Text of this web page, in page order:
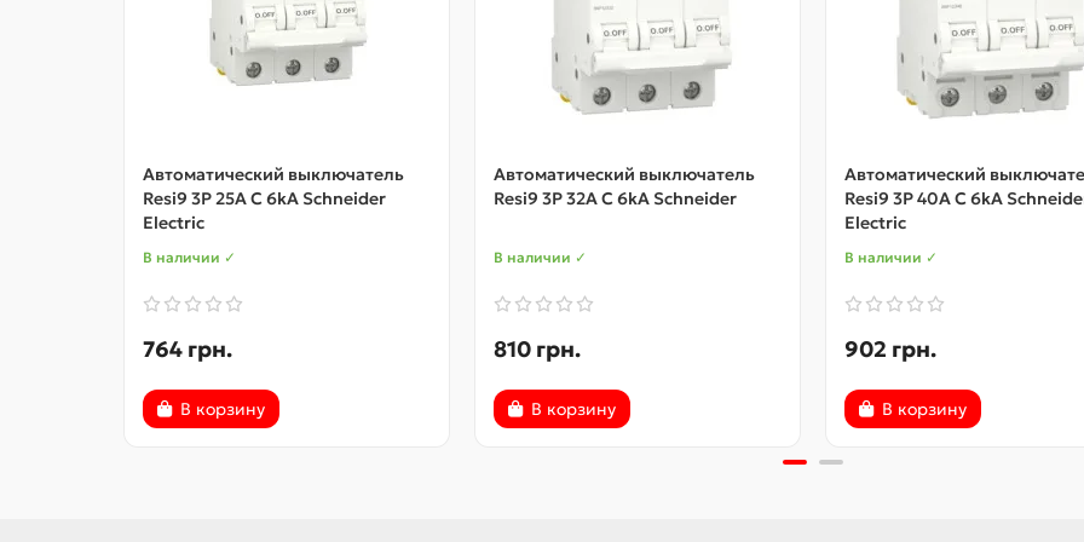
Автоматический выключатель
Resi9 3P 25A C 6kA Schneider
Electric
В наличии ✓
764 грн.
В корзину
Автоматический выключатель
Resi9 3P 32A C 6kA Schneider
В наличии ✓
810 грн.
В корзину
Автоматический
Resi9 3P 40A C 6kA
Electric
В наличии ✓
902 грн.
В корзину